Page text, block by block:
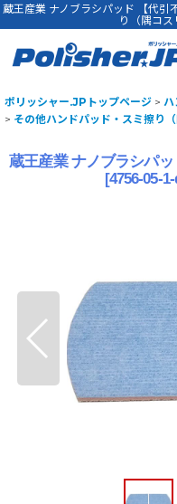
蔵王産業 ナノブラシパッド 【代
り（隅コ
ポリッシャー.JPトップページ > ハ
> その他ハンドパッド・スミ擦り
蔵王産業 ナノブラシパッ
[4756-05-